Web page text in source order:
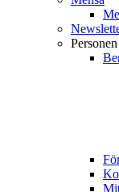
Personen